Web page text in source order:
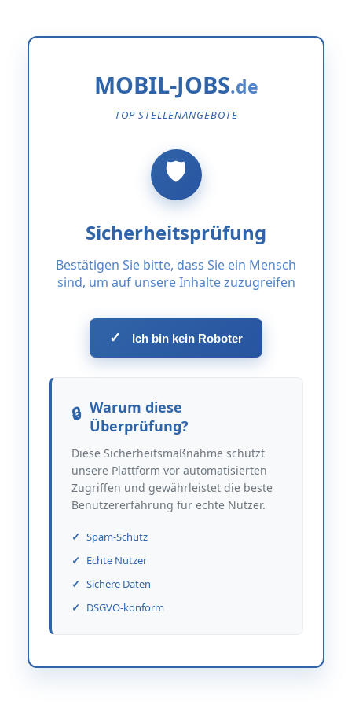
MOBIL-JOBS
TOP STELLENANGEBOTE
Sicherheitsprüfung
Bestätigen Sie bitte, dass Sie ein Mensch
sind, um auf unsere Inhalte zuzugreifen
✓ Ich bin kein Roboter
Warum diese
Überprüfung?
Diese Sicherheitsmaßnahme schützt
unsere Plattform vor automatisierten
Zugriffen und gewährleistet die beste
Benutzererfahrung für echte Nutzer.
Spam-Schutz
Echte Nutzer
Sichere Daten
DSGVO-konform